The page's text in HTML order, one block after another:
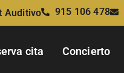
Auditivo 915 106 478
cita Concierto